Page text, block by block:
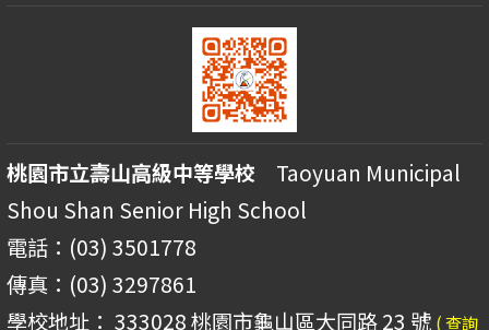
桃園市立壽山高級中等學校 Taoyuan Municipal
Shou Shan Senior High School
電話：(03) 3501778
傳真：(03) 3297861
學校地址： 333028 桃園市龜山區大同路 23 號 ( 查詢